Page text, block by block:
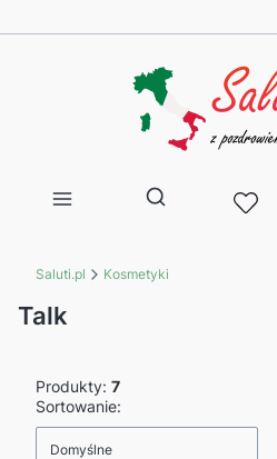
Otwórz wyszukiwarkę
Saluti.pl Kosmetyki
Talk
Produkty: 7
Lista produktów
Sortowanie:
Domyślne